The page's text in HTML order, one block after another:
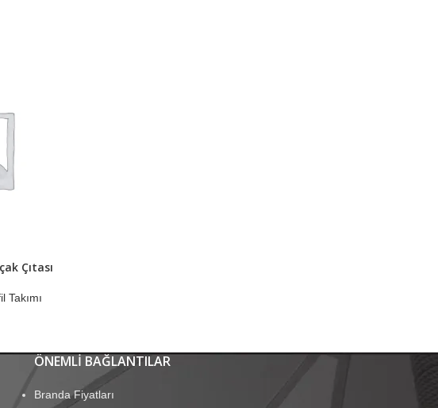
Çıtası
Takımı
ÖNEMLI BAĞLANTILAR
Branda Fiyatları